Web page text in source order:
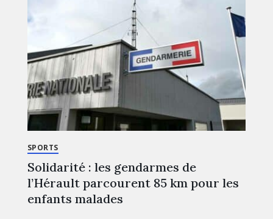
SPORTS
Solidarité : les gendarmes de
l’Hérault parcourent 85 km pour les
enfants malades